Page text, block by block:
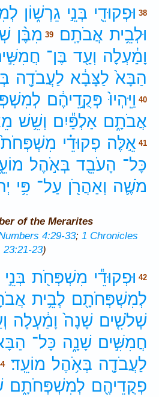
38 וּפְקוּדֵ֖י בְּנֵ֣י גֵרְשׁ֑וֹן
וּלְבֵ֥ית אֲבֹתָֽם׃ 39 מִבֶּ֨ן
וָמַ֔עְלָה וְעַ֖ד בֶּן־
הַבָּא֙ לַצָּבָ֔א לַעֲבֹדָ֖ה
40 וַיִּֽהְיוּ֙ פְּקֻ֣דֵיהֶ֔ם
אֲבֹתָ֑ם אַלְפַּ֕יִם וְשֵׁ֥שׁ
41 אֵ֣לֶּה פְקוּדֵ֗י מִשְׁפְּחֹת֙
כָּל־ הָעֹבֵ֖ד בְּאֹ֣הֶל
מֹשֶׁ֛ה וְאַהֲרֹ֖ן עַל־ פִּ֥י
of the Merarites
4:29-33; 1 Chronicles
23:21-23)
42 וּפְקוּדֵ֕י מִשְׁפְּחֹ֖ת בְּנֵ֣י
לְמִשְׁפְּחֹתָ֖ם לְבֵ֥ית
שְׁלֹשִׁ֤ים שָׁנָה֙ וָמַ֔עְלָה
חֲמִשִּׁ֣ים שָׁנָ֑ה כָּל־
לַעֲבֹדָ֖ה בְּאֹ֥הֶל מוֹעֵֽד׃
פְקֻדֵיהֶ֖ם לְמִשְׁפְּחֹתָ֑ם